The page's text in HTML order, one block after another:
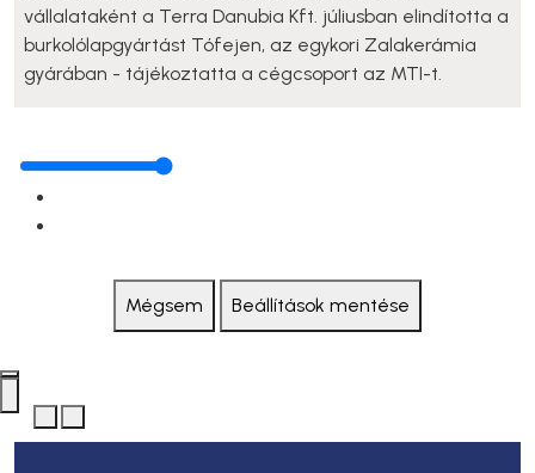
vállalataként a Terra Danubia Kft. júliusban elindította a
burkolólapgyártást Tófejen, az egykori Zalakerámia
gyárában - tájékoztatta a cégcsoport az MTI-t.
Mégsem Beállítások mentése